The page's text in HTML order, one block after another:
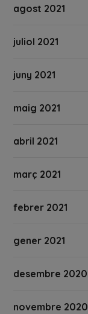
agost 2021
juliol 2021
juny 2021
maig 2021
abril 2021
març 2021
febrer 2021
gener 2021
desembre 2020
novembre 2020